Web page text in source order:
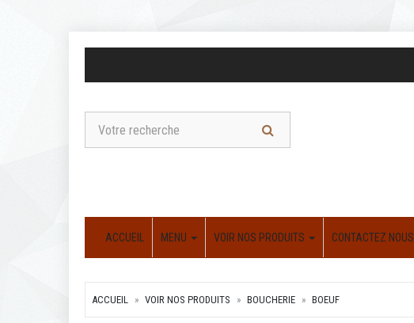
ACCUEIL MENU VOIR NOS PRODUITS CONTACTEZ NOUS
ACCUEIL VOIR NOS PRODUITS BOUCHERIE BOEUF